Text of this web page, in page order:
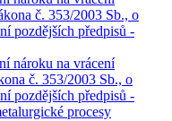
č. 353/2003 Sb., o
pozdějších předpisů -
nároku na vrácení
č. 353/2003 Sb., o
pozdějších předpisů -
procesy